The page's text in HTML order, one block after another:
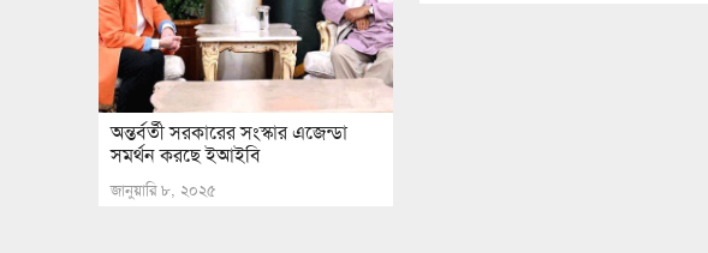
অন্তর্বর্তী সরকারের সংস্কার এজেন্ডা
সমর্থন করছে ইআইবি
জানুয়ারি ৮, ২০২৫